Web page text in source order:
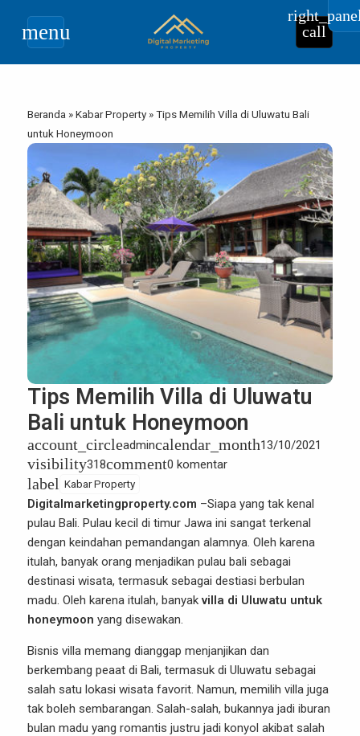
menu call
Beranda »Kabar Property »Tips Memilih Villa di Uluwatu Bali
untuk Honeymoon
Tips Memilih Villa di Uluwatu
Bali untuk Honeymoon
account_circleadmincalendar_month13/10/2021
visibility318comment0 komentar
label Kabar Property
Digitalmarketingproperty.com –Siapa yang tak kenal
pulau Bali. Pulau kecil di timur Jawa ini sangat terkenal
dengan keindahan pemandangan alamnya. Oleh karena
itulah, banyak orang menjadikan pulau bali sebagai
destinasi wisata, termasuk sebagai destiasi berbulan
madu. Oleh karena itulah, banyak villa di Uluwatu untuk
honeymoon yang disewakan.
Bisnis villa memang dianggap menjanjikan dan
berkembang peaat di Bali, termasuk di Uluwatu sebagai
salah satu lokasi wisata favorit. Namun, memilih villa juga
tak boleh sembarangan. Salah-salah, bukannya jadi iburan
bulan madu yang romantis justru jadi konyol akibat salah